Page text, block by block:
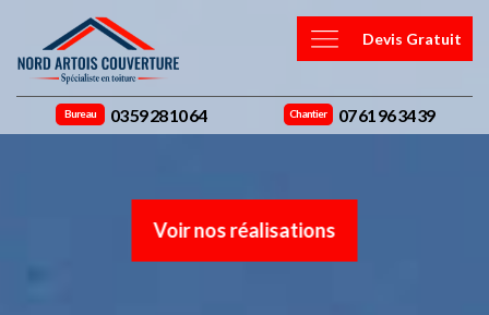
Devis Gratuit
Bureau 03 59 28 10 64 Chantier 07 61 96 34 39
Voir nos réalisations